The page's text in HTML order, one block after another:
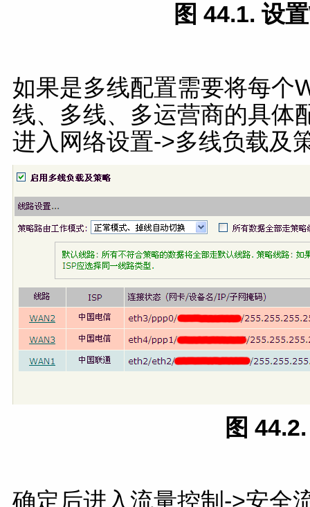
图 44.1. 设
如果是多线配置需要将每个
线、多线、多运营商的具体
进入网络设置->多线负载及
图
确定后进入流量控制->安全